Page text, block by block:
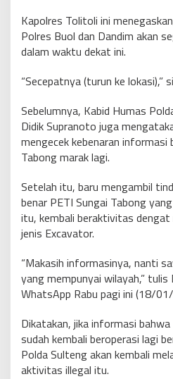
Kapolres Tolitoli ini
Polres Buol dan Dandim akan
dalam waktu dekat ini.
“Secepatnya (turun ke lokasi),”
Sebelumnya, Kabid Humas
Didik Supranoto juga
mengecek kebenaran informasi
Tabong marak lagi.
Setelah itu, baru mengambil
benar PETI Sungai Tabong
itu, kembali beraktivitas
jenis Excavator.
“Makasih informasinya, nanti
yang mempunyai wilayah,”
WhatsApp Rabu pagi ini (18/
Dikatakan, jika informasi
sudah kembali beroperasi lagi
Polda Sulteng akan kembali
aktivitas illegal itu.